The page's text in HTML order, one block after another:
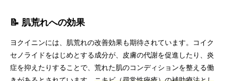
📝 肌荒れへの効果
ヨクイニンには、肌荒れの改善効果も期待されています。コイク
セノライドをはじめとする成分が、皮膚の代謝を促進したり、炎
症を抑えたりすることで、荒れた肌のコンディションを整える働